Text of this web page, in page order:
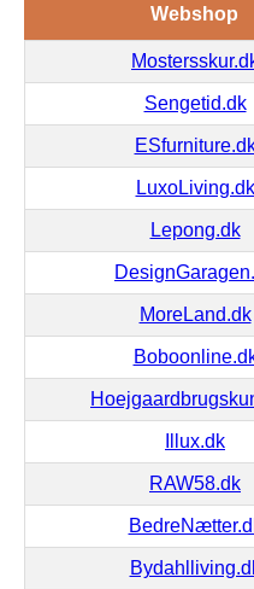
Webshop
Sengetid.dk
LuxoLiving.dk
Lepong.dk
MoreLand.dk
Illux.dk
RAW58.dk